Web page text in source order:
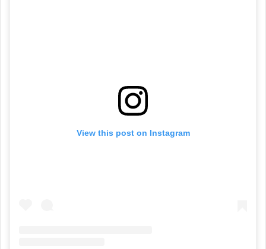
View this post on Instagram